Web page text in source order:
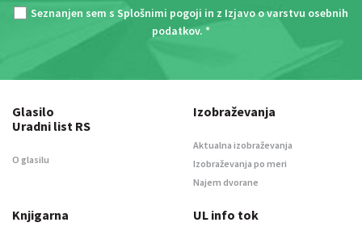
Seznanjen sem s Splošnimi pogoji in z Izjavo o varstvu osebnih
podatkov. *
Glasilo
Uradni list RS
O glasilu
Izobraževanja
Aktualna izobraževanja
Izobraževanja po meri
Najem dvorane
Knjigarna UL info tok